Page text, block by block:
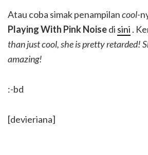
Atau coba simak penampilancool-
Playing With Pink Noisedi sini .
than just cool, she is pretty retarded!
amazing!
:-bd
[devieriana]